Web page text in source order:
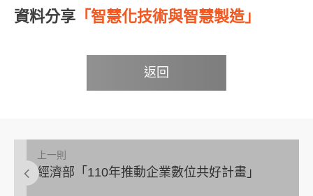
資料分享 「智慧化技術與智慧製造」
返回
上一則
經濟部「110年推動企業數位共好計畫」